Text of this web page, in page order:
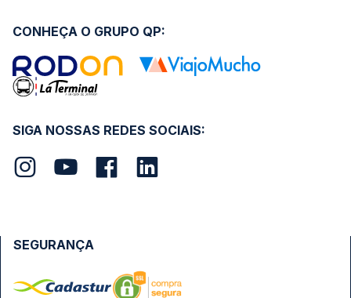
SIGA NOSSAS REDES SOCIAIS:
CONHEÇA O GRUPO QP:
SEGURANÇA